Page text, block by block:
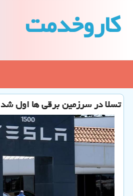
كاروخدمت
تسلا در سرزمین برقی ها اول شد